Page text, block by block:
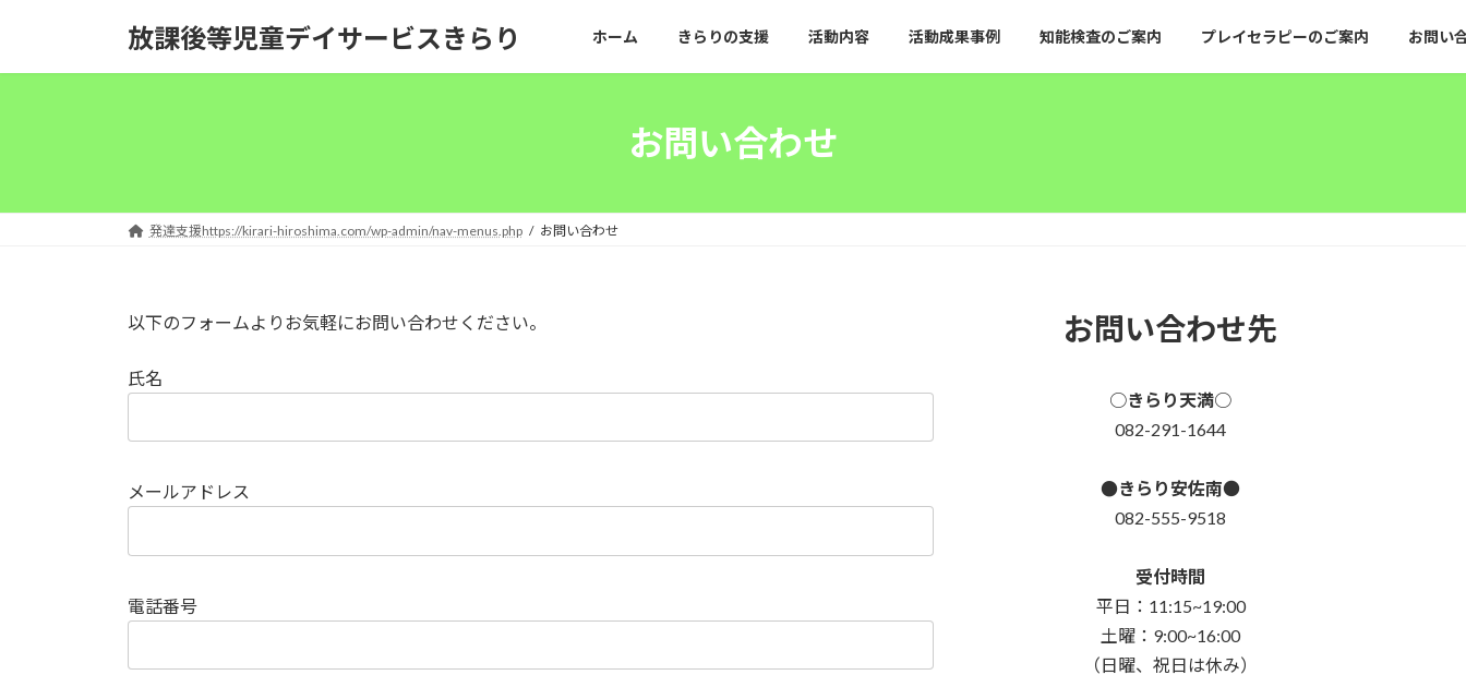
放課後等児童デイサービスきらり ホーム きらりの支援 活動内容 活動成果事例 知能検査のご案内 プレイセラピーのご案内 お問い
お問い合わせ
発達支援https://kirari-hiroshima.com/wp-admin/nav-menus.php お問い合わせ
以下のフォームよりお気軽にお問い合わせください。
氏名
メールアドレス
電話番号
お問い合わせ先
○きらり天満○
082-291-1644
●きらり安佐南●
082-555-9518
受付時間
平日：11:15~19:00
土曜：9:00~16:00
（日曜、祝日は休み）